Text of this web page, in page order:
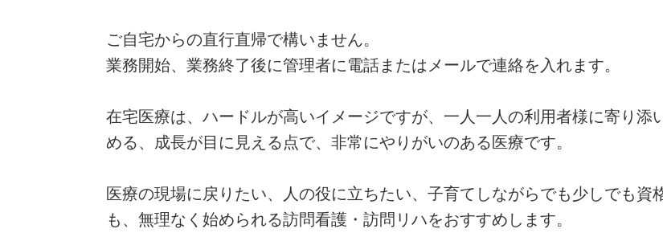
ご自宅からの直行直帰で構いません。
業務開始、業務終了後に管理者に電話またはメールで連絡を入れます。
在宅医療は、ハードルが高いイメージですが、一人一人の利用者様に寄り
める、成長が目に見える点で、非常にやりがいのある医療です。
医療の現場に戻りたい、人の役に立ちたい、子育てしながらでも少しでも
も、無理なく始められる訪問看護・訪問リハをおすすめします。